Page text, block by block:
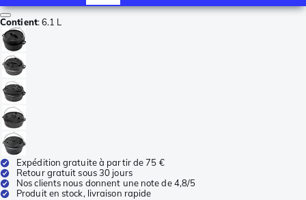
Contient:6.1 L
Expédition gratuite à partir de 75 €
Retour gratuit sous 30 jours
Nos clients nous donnent une note de 4,8/5
Produit en stock, livraison rapide